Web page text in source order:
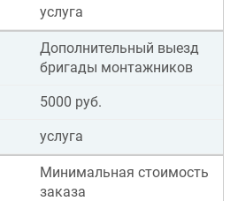
услуга
Дополнительный выезд
бригады монтажников
5000 руб.
услуга
Минимальная стоимость
заказа